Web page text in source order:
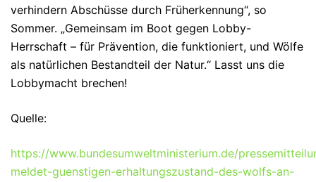
verhindern Abschüsse durch Früherkennung“, so
Sommer. „Gemeinsam im Boot gegen Lobby-
Herrschaft – für Prävention, die funktioniert, und Wölfe
als natürlichen Bestandteil der Natur.“ Lasst uns die
Lobbymacht brechen!
Quelle:
https://www.bundesumweltministerium.de/
meldet-guenstigen-erhaltungszustand-des-wolfs-an-